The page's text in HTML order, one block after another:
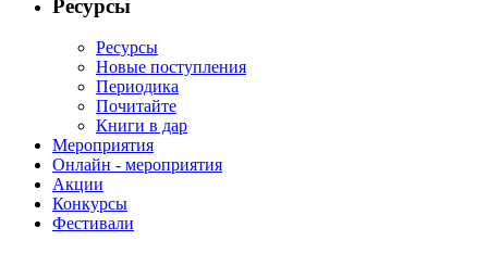
Ресурсы
Ресурсы
Новые поступления
Периодика
Почитайте
Книги в дар
Мероприятия
Онлайн - мероприятия
Акции
Конкурсы
Фестивали